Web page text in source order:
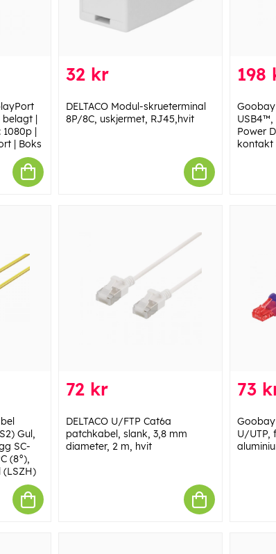
belagt |
|
| Boks
32 kr
DELTACO Modul-skrueterminal
8P/8C, uskjermet, RJ45,hvit
198
USB4™,
Power
kontakt
Gul,
SC-
(8°),
72 kr
DELTACO U/FTP Cat6a
patchkabel, slank, 3,8 mm
diameter, 2 m, hvit
73
Goobay
U/UTP,